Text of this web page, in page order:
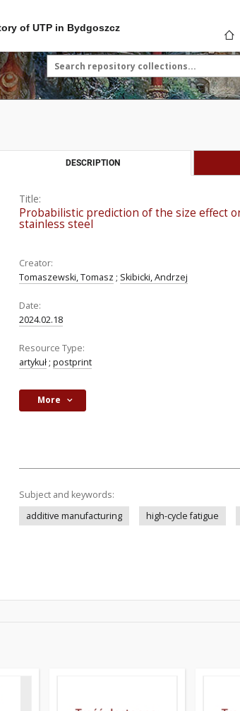
of UTP in Bydgoszcz
DESCRIPTION
Title:
Probabilistic prediction of the size effect
stainless steel
Creator:
Tomaszewski, Tomasz ; Skibicki, Andrzej
Date:
2024.02.18
Resource Type:
artykuł ; postprint
More
Subject and keywords:
additive manufacturing
high-cycle fatigue